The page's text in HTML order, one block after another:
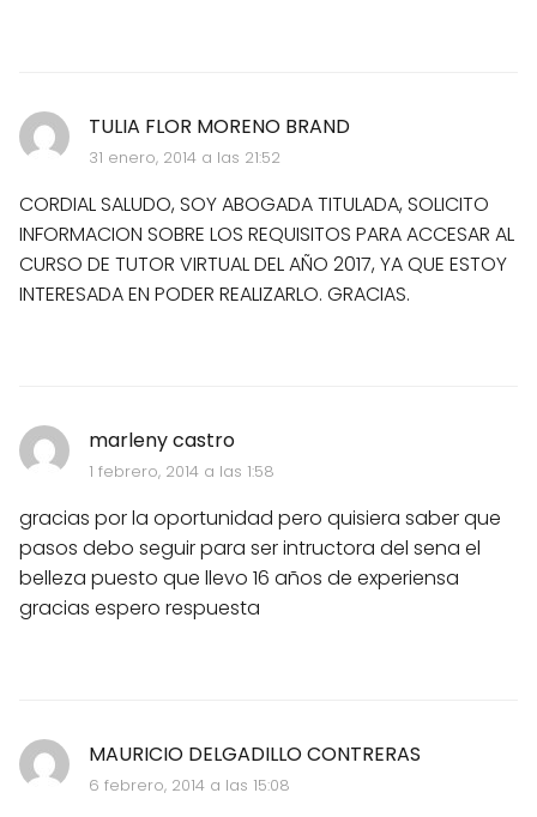
TULIA FLOR MORENO BRAND
31 enero, 2014 a las 21:52
CORDIAL SALUDO, SOY ABOGADA TITULADA, SOLICITO
INFORMACION SOBRE LOS REQUISITOS PARA ACCESAR AL
CURSO DE TUTOR VIRTUAL DEL AÑO 2017, YA QUE ESTOY
INTERESADA EN PODER REALIZARLO. GRACIAS.
marleny castro
1 febrero, 2014 a las 1:58
gracias por la oportunidad pero quisiera saber que
pasos debo seguir para ser intructora del sena el
belleza puesto que llevo 16 años de experiensa
gracias espero respuesta
MAURICIO DELGADILLO CONTRERAS
6 febrero, 2014 a las 15:08